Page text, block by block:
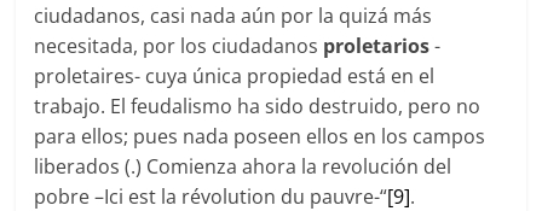
ciudadanos, casi nada aún por la quizá más
necesitada, por los ciudadanos proletarios-
proletaires- cuya única propiedad está en el
trabajo. El feudalismo ha sido destruido, pero no
para ellos; pues nada poseen ellos en los campos
liberados (.) Comienza ahora la revolución del
pobre –Ici est la révolution du pauvre-“[9].